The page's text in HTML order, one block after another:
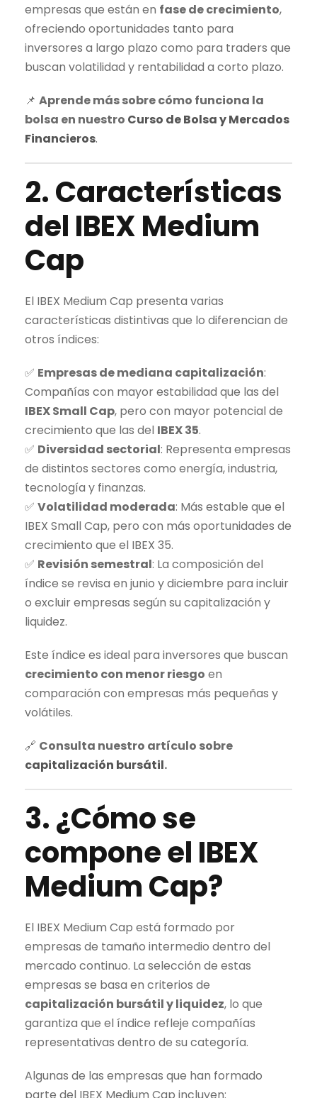
empresas que están en fase de crecimiento,
ofreciendo oportunidades tanto para
inversores a largo plazo como para traders que
buscan volatilidad y rentabilidad a corto plazo.
📌 Aprende más sobre cómo funciona la
bolsa en nuestro Curso de Bolsa y Mercados
Financieros.
2. Características
del IBEX Medium
Cap
El IBEX Medium Cap presenta varias
características distintivas que lo diferencian de
otros índices:
✅ Empresas de mediana capitalización:
Compañías con mayor estabilidad que las del
IBEX Small Cap, pero con mayor potencial de
crecimiento que las del IBEX 35.
✅ Diversidad sectorial: Representa empresas
de distintos sectores como energía, industria,
tecnología y finanzas.
✅ Volatilidad moderada: Más estable que el
IBEX Small Cap, pero con más oportunidades de
crecimiento que el IBEX 35.
✅ Revisión semestral: La composición del
índice se revisa en junio y diciembre para incluir
o excluir empresas según su capitalización y
liquidez.
Este índice es ideal para inversores que buscan
crecimiento con menor riesgo en
comparación con empresas más pequeñas y
volátiles.
🔗 Consulta nuestro artículo sobre
capitalización bursátil.
3. ¿Cómo se
compone el IBEX
Medium Cap?
El IBEX Medium Cap está formado por
empresas de tamaño intermedio dentro del
mercado continuo. La selección de estas
empresas se basa en criterios de
capitalización bursátil y liquidez, lo que
garantiza que el índice refleje compañías
representativas dentro de su categoría.
Algunas de las empresas que han formado